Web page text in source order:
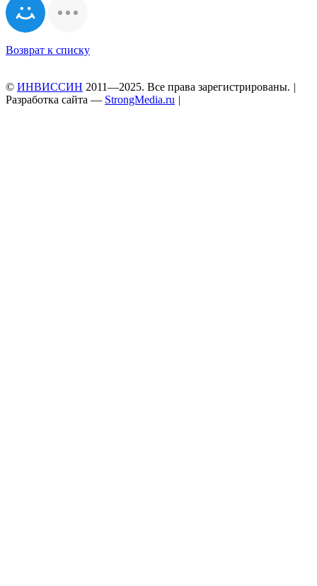
Возврат к списку
© ИНВИССИН 2011—2025. Все права зарегистрированы. |
Разработка сайта — StrongMedia.ru |